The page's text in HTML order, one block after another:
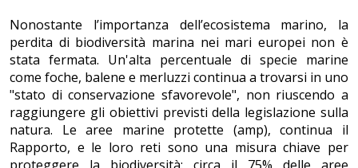
Nonostante l’importanza dell’ecosistema marino, la
perdita di biodiversità marina nei mari europei non è
stata fermata. Un'alta percentuale di specie marine
come foche, balene e merluzzi continua a trovarsi in uno
"stato di conservazione sfavorevole", non riuscendo a
raggiungere gli obiettivi previsti della legislazione sulla
natura. Le aree marine protette (amp), continua il
Rapporto, e le loro reti sono una misura chiave per
proteggere la biodiversità; circa il 75% delle aree